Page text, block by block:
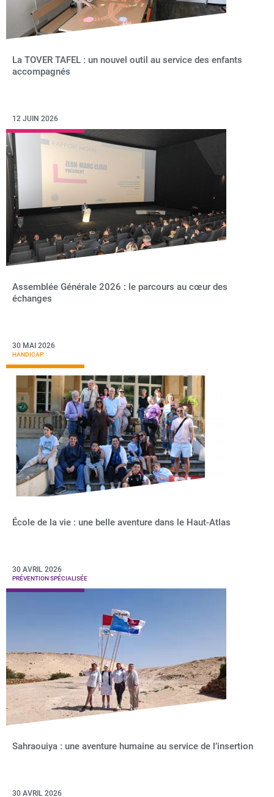
La TOVER TAFEL : un nouvel outil au service des enfants
accompagnés
12 JUIN 2026
Assemblée Générale 2026 : le parcours au cœur des
échanges
30 MAI 2026
HANDICAP
École de la vie : une belle aventure dans le Haut-Atlas
30 AVRIL 2026
PRÉVENTION SPÉCIALISÉE
Sahraouiya : une aventure humaine au service de l’insertion
30 AVRIL 2026